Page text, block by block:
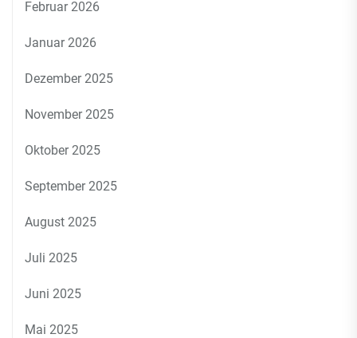
Februar 2026
Januar 2026
Dezember 2025
November 2025
Oktober 2025
September 2025
August 2025
Juli 2025
Juni 2025
Mai 2025